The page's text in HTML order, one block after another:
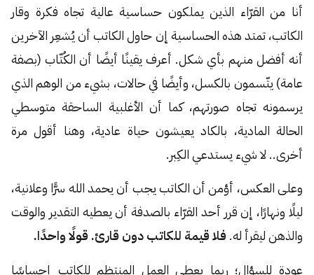
أنا من القرّاء الذين يملكون حساسية عالية تجاه فكرة وقار
الكاتب، تمتد هذه الحساسية إن حاول الكاتب أن يُشعِر الآخرين
أنه أفضل منهم بأي شكل. أعرف يقينًا أيضًا أن الكُتّاب (بصفة
عامة) يتّسمون بالكسل، وأيضًا في حالات، بشيء من الوهم الذي
يرسمونه تجاه صورتهم، كما أن الأغلبية الساحقة متوسطي
الحالة المادية، بالكاد يعيشون حياة عادية، وهنا أقول مرة
أخرى.. لا شيء يستدعي الكِبر.
وعلى العكس، أؤمن أن الكاتب يجب أن يحمد الله سرًّا وعلانية،
ليلًا ونهارًا، إن قرر أحد القرّاء بالصدفة أن يعطيه التقدير والوقت
والذهن ليقرأ له. فلا قيمة للكاتب دون قارئ. قولًا واحدًا.
عودة للسؤال؛ ربما يعطي العمل المنتظم للكاتب إحساسًا